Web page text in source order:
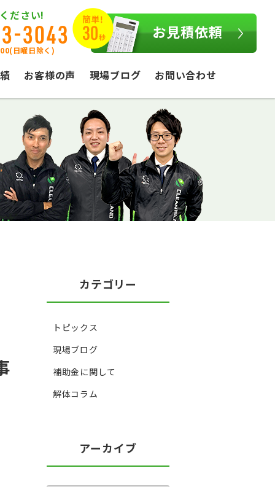
ださい!
3043
日曜日除く)
お見積依頼
お客様の声 現場ブログ お問い合わせ
カテゴリー
トピックス
現場ブログ
補助金に関して
解体コラム
アーカイブ